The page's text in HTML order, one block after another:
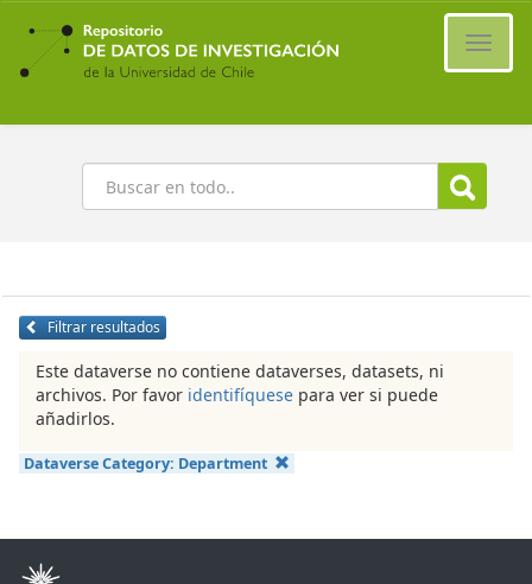
Ir
contenido
principal
Buscar
Filtrar resultados
Este dataverse no contiene dataverses, datasets, ni
archivos. Por favor identifíquese para ver si puede
añadirlos.
Dataverse Category: Department